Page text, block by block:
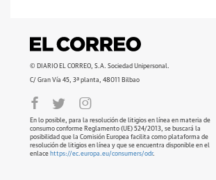
© DIARIO EL CORREO, S.A. Sociedad Unipersonal.
C/ Gran Vía 45, 3ª planta, 48011 Bilbao
En lo posible, para la resolución de litigios en línea en materia de
consumo conforme Reglamento (UE) 524/2013, se buscará la
posibilidad que la Comisión Europea facilita como plataforma de
resolución de litigios en línea y que se encuentra disponible en el
enlace https://ec.europa.eu/consumers/odr.